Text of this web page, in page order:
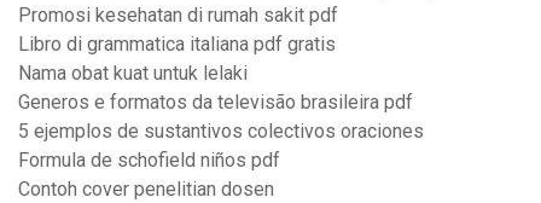
Promosi kesehatan di rumah sakit pdf
Libro di grammatica italiana pdf gratis
Nama obat kuat untuk lelaki
Generos e formatos da televisão brasileira pdf
5 ejemplos de sustantivos colectivos oraciones
Formula de schofield niños pdf
Contoh cover penelitian dosen